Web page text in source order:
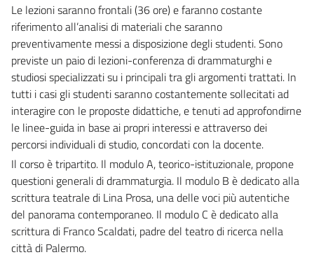
Le lezioni saranno frontali (36 ore) e faranno costante
riferimento all’analisi di materiali che saranno
preventivamente messi a disposizione degli studenti. Sono
previste un paio di lezioni-conferenza di drammaturghi e
studiosi specializzati su i principali tra gli argomenti trattati. In
tutti i casi gli studenti saranno costantemente sollecitati ad
interagire con le proposte didattiche, e tenuti ad approfondirne
le linee-guida in base ai propri interessi e attraverso dei
percorsi individuali di studio, concordati con la docente.
Il corso è tripartito. Il modulo A, teorico-istituzionale, propone
questioni generali di drammaturgia. Il modulo B è dedicato alla
scrittura teatrale di Lina Prosa, una delle voci più autentiche
del panorama contemporaneo. Il modulo C è dedicato alla
scrittura di Franco Scaldati, padre del teatro di ricerca nella
città di Palermo.